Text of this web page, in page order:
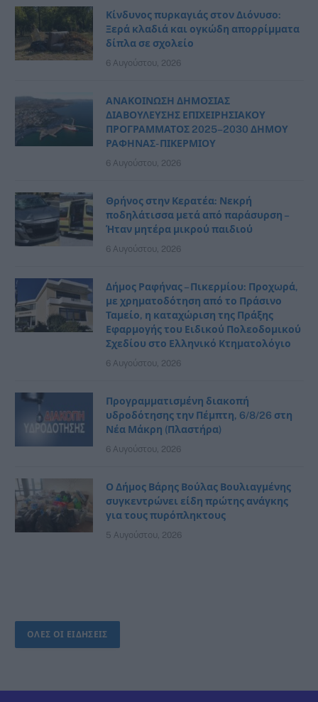
Κίνδυνος πυρκαγιάς στον Διόνυσο:
Ξερά κλαδιά και ογκώδη απορρίμματα
δίπλα σε σχολείο
6 Αυγούστου, 2026
ΑΝΑΚΟΙΝΩΣΗ ΔΗΜΟΣΙΑΣ
ΔΙΑΒΟΥΛΕΥΣΗΣ ΕΠΙΧΕΙΡΗΣΙΑΚΟΥ
ΠΡΟΓΡΑΜΜΑΤΟΣ 2025–2030 ΔΗΜΟΥ
ΡΑΦΗΝΑΣ- ΠΙΚΕΡΜΙΟΥ
6 Αυγούστου, 2026
Θρήνος στην Κερατέα: Νεκρή
ποδηλάτισσα μετά από παράσυρση –
Ήταν μητέρα μικρού παιδιού
6 Αυγούστου, 2026
Δήμος Ραφήνας – Πικερμίου: Προχωρά,
με χρηματοδότηση από το Πράσινο
Ταμείο, η καταχώριση της Πράξης
Εφαρμογής του Ειδικού Πολεοδομικού
Σχεδίου στο Ελληνικό Κτηματολόγιο
6 Αυγούστου, 2026
Προγραμματισμένη διακοπή
υδροδότησης την Πέμπτη, 6/8/26 στη
Νέα Μάκρη (Πλαστήρα)
6 Αυγούστου, 2026
Ο Δήμος Βάρης Βούλας Βουλιαγμένης
συγκεντρώνει είδη πρώτης ανάγκης
για τους πυρόπληκτους
5 Αυγούστου, 2026
ΟΛΕΣ ΟΙ ΕΙΔΗΣΕΙΣ